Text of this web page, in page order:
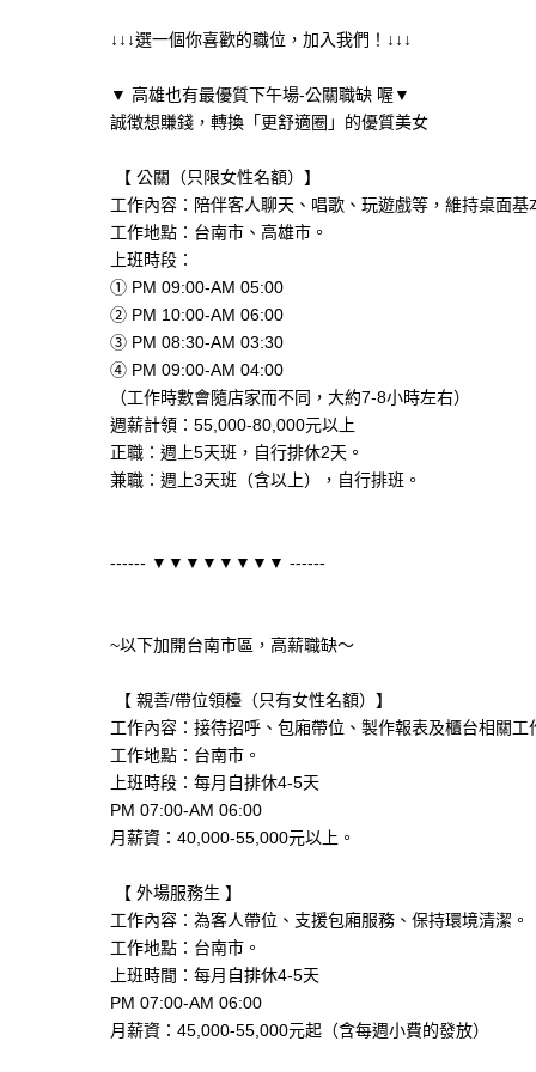
↓↓↓選一個你喜歡的職位，加入我們！↓↓↓
▼ 高雄也有最優質下午場-公關職缺 喔▼
誠徴想賺錢，轉換「更舒適圈」的優質美女
【 公關（只限女性名額）】
工作內容：陪伴客人聊天、唱歌、玩遊戲等，維持桌面基
工作地點：台南市、高雄市。
上班時段：
① PM 09:00-AM 05:00
② PM 10:00-AM 06:00
③ PM 08:30-AM 03:30
④ PM 09:00-AM 04:00
（工作時數會隨店家而不同，大約7-8小時左右）
週薪計領：55,000-80,000元以上
正職：週上5天班，自行排休2天。
兼職：週上3天班（含以上），自行排班。
------ ▼▼▼▼▼▼▼▼ ------
~以下加開台南市區，高薪職缺～
【 親善/帶位領檯（只有女性名額）】
工作內容：接待招呼、包廂帶位、製作報表及櫃台相關工
工作地點：台南市。
上班時段：每月自排休4-5天
PM 07:00-AM 06:00
月薪資：40,000-55,000元以上。
【 外場服務生 】
工作內容：為客人帶位、支援包廂服務、保持環境清潔。
工作地點：台南市。
上班時間：每月自排休4-5天
PM 07:00-AM 06:00
月薪資：45,000-55,000元起（含每週小費的發放）